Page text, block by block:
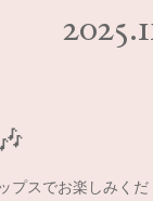
2025.
プスでお楽しみくだ